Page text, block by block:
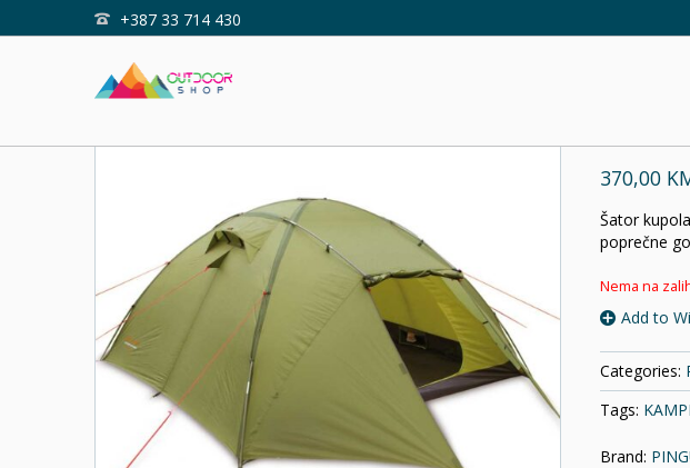
+387 33 714 430
Home
370,00
Šator
poprečne
Nema na
Add to
Categories:
Tags:
Brand: